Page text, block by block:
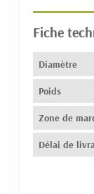
Fiche
Diamètre
Poids
Zone de
Délai de